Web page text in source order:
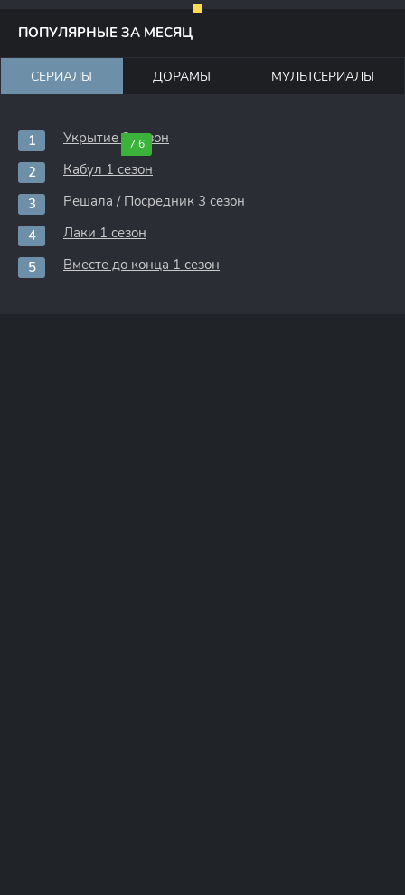
ПОПУЛЯРНЫЕ ЗА МЕСЯЦ
СЕРИАЛЫ ДОРАМЫ МУЛЬТСЕРИАЛЫ
7.6
Укрытие 3 сезон
Кабул 1 сезон
Решала / Посредник 3 сезон
Лаки 1 сезон
Вместе до конца 1 сезон